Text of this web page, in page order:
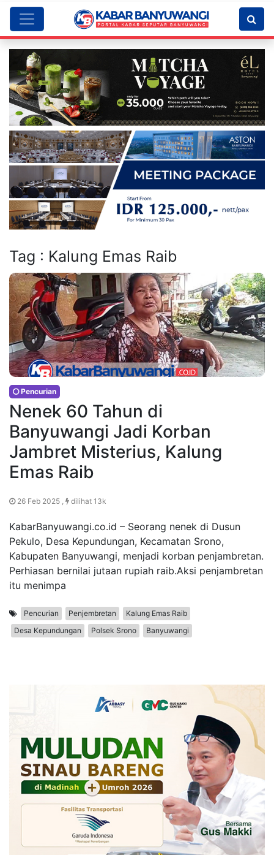
Tag : Kalung Emas Raib
Pencurian
Nenek 60 Tahun di
Banyuwangi Jadi Korban
Jambret Misterius, Kalung
Emas Raib
26 Feb 2025 , dilihat 13k
KabarBanyuwangi.co.id – Seorang nenek di Dusun
Pekulo, Desa Kepundungan, Kecamatan Srono,
Kabupaten Banyuwangi, menjadi korban penjambretan.
Perhiasan bernilai jutaan rupiah raib.Aksi penjambretan
itu menimpa
Pencurian Penjembretan
Kalung Emas Raib
Desa Kepundungan
Polsek Srono Banyuwangi